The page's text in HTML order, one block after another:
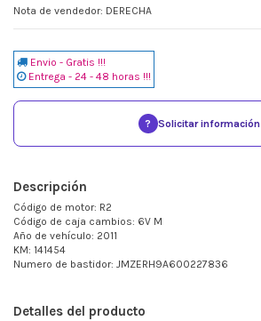
Nota de vendedor: DERECHA
Envio - Gratis !!!
Entrega - 24 - 48 horas !!!
? Solicitar información
Descripción
Código de motor: R2
Código de caja cambios: 6V M
Año de vehículo: 2011
KM: 141454
Numero de bastidor: JMZERH9A600227836
Detalles del producto